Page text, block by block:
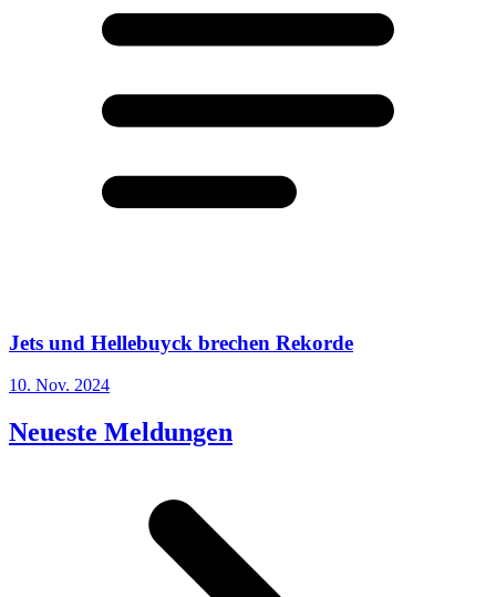
Jets und Hellebuyck brechen Rekorde
10. Nov. 2024
Neueste Meldungen